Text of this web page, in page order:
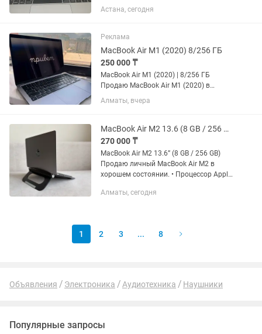
Mac OS Big Su... 415000 Состояние
идеальное , есть коробка, зарядка , все
Астана, сегодня
Реклама
MacBook Air M1 (2020) 8/256 ГБ
250 000 ₸
MacBook Air M1 (2020) | 8/256 ГБ
Продаю MacBook Air M1 (2020) в
отличном техническом и внешнем
состоянии. Характеристики: -
память: 8 ГБ - SSD-накопитель: 256 ГБ
-...
Алматы, вчера
MacBook Air M2 13.6 (8 GB / 256 GB)
270 000 ₸
MacBook Air M2 13.6” (8 GB / 256 GB)
Продаю личный MacBook Air M2 в
хорошем состоянии. • Процессор Apple
— 256 ГБ • Аккумулятор — 87% •
Алматы, сегодня
1 2 3 ... 8
Объявления Электроника Аудиотехника Наушники
Популярные запросы